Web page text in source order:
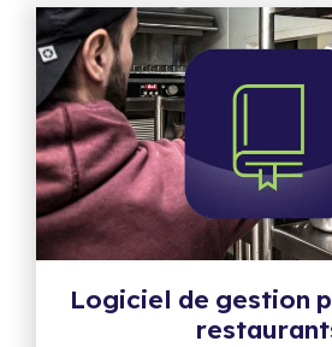
Logiciel de gestion